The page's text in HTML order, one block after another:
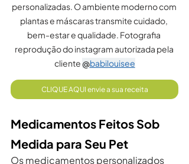
personalizadas. O ambiente moderno com
plantas e máscaras transmite cuidado,
bem-estar e qualidade. Fotografia
reprodução do instagram autorizada pela
cliente @babilouisee
CLIQUE AQUI envie a sua receita
Medicamentos Feitos Sob
Medida para Seu Pet
Os medicamentos personalizados